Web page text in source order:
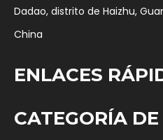
Dadao, distrito de Haizhu,
China
ENLACES
CATEGORÍA